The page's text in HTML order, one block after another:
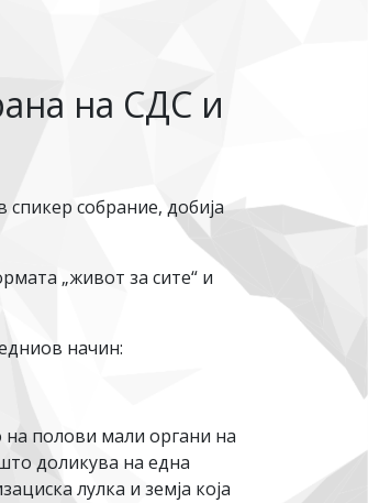
на СДС и
собрание, добија
„живот за сите“ и
начин:
на полови мали органи на
доликува на една
лулка и земја која